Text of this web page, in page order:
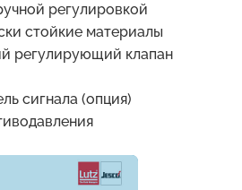
регулировкой
стойкие материалы
регулирующий клапан
сигнала (опция)